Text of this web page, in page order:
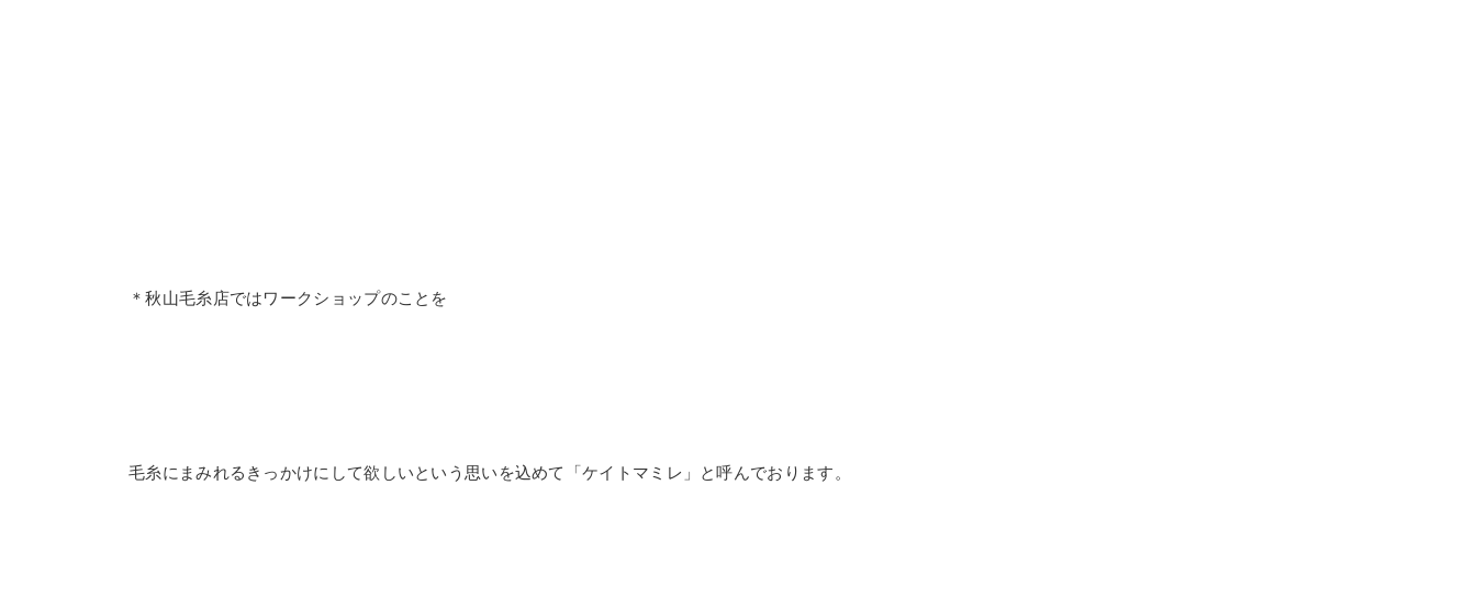
＊秋山毛糸店ではワークショップのことを
毛糸にまみれるきっかけにして欲しいという思いを込めて「ケイトマミレ」と呼んでおります。